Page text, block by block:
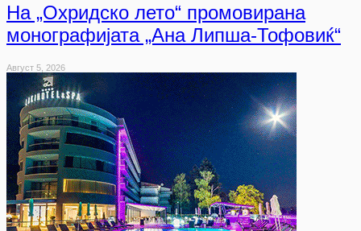
На „Охридско лето“ промовирана
монографијата „Ана Липша-Тофовиќ“
Август 5, 2026